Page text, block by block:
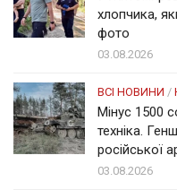
хлопчика,
фото
03.08.2026
ВСІ НОВИНИ /
Мінус 1500
техніка.
російської
03.08.2026